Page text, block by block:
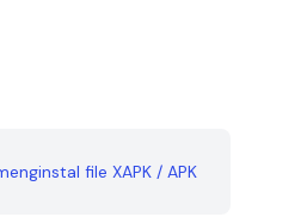
file XAPK / APK